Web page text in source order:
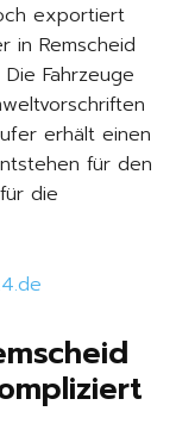
exportiert
in Remscheid
Fahrzeuge
erhält einen
für den
die